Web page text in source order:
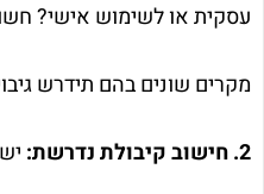
עסקית או לשימוש אישי?
מקרים שונים בהם תידרש
2. חישוב קיבולת נדרשת: